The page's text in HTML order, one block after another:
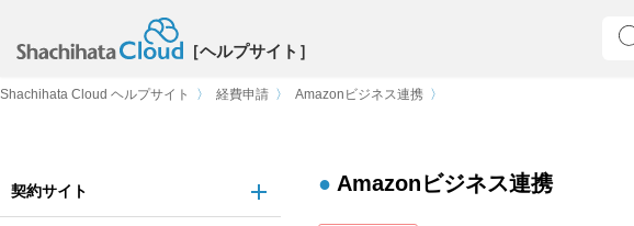
［ヘルプサイト］
Shachihata Cloud ヘルプサイト 〉 経費申請 〉 Amazonビジネス連携 〉
契約サイト Amazonビジネス連携